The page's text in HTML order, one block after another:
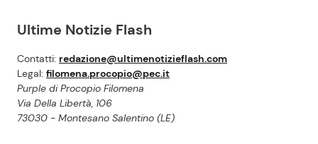
Ultime Notizie Flash
Contatti: redazione@ultimenotizieflash.com
Legal: filomena.procopio@pec.it
Purple di Procopio Filomena
Via Della Libertà, 106
73030 - Montesano Salentino (LE)